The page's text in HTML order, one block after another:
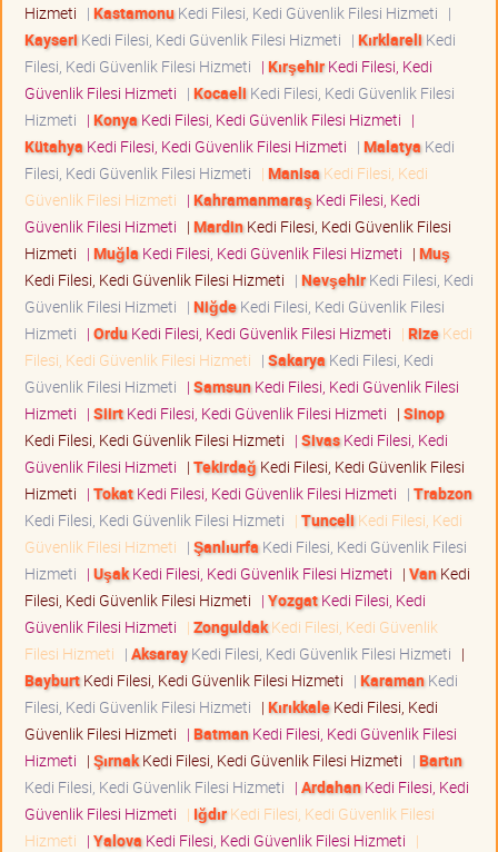
Hizmeti | KastamonuKedi Filesi, Kedi Güvenlik Filesi Hizmeti |
Kayseri Kedi Filesi, Kedi Güvenlik Filesi Hizmeti | Kırklareli Kedi
Filesi, Kedi Güvenlik Filesi Hizmeti | KırşehirKedi Filesi, Kedi
Güvenlik Filesi Hizmeti | Kocaeli Kedi Filesi, Kedi Güvenlik Filesi
Hizmeti | Konya Kedi Filesi, Kedi Güvenlik Filesi Hizmeti |
Kütahya Kedi Filesi, Kedi Güvenlik Filesi Hizmeti | Malatya Kedi
Filesi, Kedi Güvenlik Filesi Hizmeti | Manisa Kedi Filesi, Kedi
Güvenlik Filesi Hizmeti | Kahramanmaraş Kedi Filesi, Kedi
Güvenlik Filesi Hizmeti | MardinKedi Filesi, Kedi Güvenlik Filesi
Hizmeti | Muğla Kedi Filesi, Kedi Güvenlik Filesi Hizmeti | Muş
Kedi Filesi, Kedi Güvenlik Filesi Hizmeti | NevşehirKedi Filesi, Kedi
Güvenlik Filesi Hizmeti | NiğdeKedi Filesi, Kedi Güvenlik Filesi
Hizmeti | OrduKedi Filesi, Kedi Güvenlik Filesi Hizmeti | RizeKedi
Filesi, Kedi Güvenlik Filesi Hizmeti | Sakarya Kedi Filesi, Kedi
Güvenlik Filesi Hizmeti | SamsunKedi Filesi, Kedi Güvenlik Filesi
Hizmeti | SiirtKedi Filesi, Kedi Güvenlik Filesi Hizmeti | Sinop
Kedi Filesi, Kedi Güvenlik Filesi Hizmeti | SivasKedi Filesi, Kedi
Güvenlik Filesi Hizmeti | Tekirdağ Kedi Filesi, Kedi Güvenlik Filesi
Hizmeti | TokatKedi Filesi, Kedi Güvenlik Filesi Hizmeti | Trabzon
Kedi Filesi, Kedi Güvenlik Filesi Hizmeti | Tunceli Kedi Filesi, Kedi
Güvenlik Filesi Hizmeti | Şanlıurfa Kedi Filesi, Kedi Güvenlik Filesi
Hizmeti | UşakKedi Filesi, Kedi Güvenlik Filesi Hizmeti | VanKedi
Filesi, Kedi Güvenlik Filesi Hizmeti | YozgatKedi Filesi, Kedi
Güvenlik Filesi Hizmeti | ZonguldakKedi Filesi, Kedi Güvenlik
Filesi Hizmeti | AksarayKedi Filesi, Kedi Güvenlik Filesi Hizmeti |
BayburtKedi Filesi, Kedi Güvenlik Filesi Hizmeti | KaramanKedi
Filesi, Kedi Güvenlik Filesi Hizmeti | KırıkkaleKedi Filesi, Kedi
Güvenlik Filesi Hizmeti | BatmanKedi Filesi, Kedi Güvenlik Filesi
Hizmeti | ŞırnakKedi Filesi, Kedi Güvenlik Filesi Hizmeti | Bartın
Kedi Filesi, Kedi Güvenlik Filesi Hizmeti | ArdahanKedi Filesi, Kedi
Güvenlik Filesi Hizmeti | IğdırKedi Filesi, Kedi Güvenlik Filesi
Hizmeti | Yalova Kedi Filesi, Kedi Güvenlik Filesi Hizmeti |